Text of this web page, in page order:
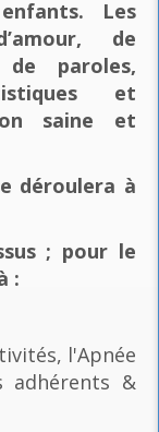
Les
de
de paroles,
et
saine et
déroulera à
; pour le
:
l'Apnée
adhérents &